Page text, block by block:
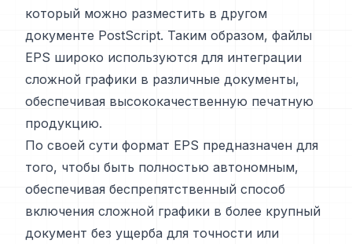
который можно разместить в другом
документе PostScript. Таким образом, файлы
EPS широко используются для интеграции
сложной графики в различные документы,
обеспечивая высококачественную печатную
продукцию.
По своей сути формат EPS предназначен для
того, чтобы быть полностью автономным,
обеспечивая беспрепятственный способ
включения сложной графики в более крупный
документ без ущерба для точности или